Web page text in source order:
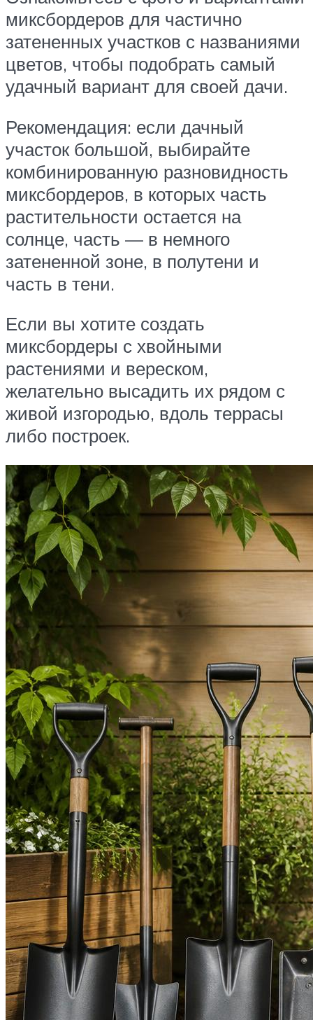
миксбордеров для частично
затененных участков с названиями
цветов, чтобы подобрать самый
удачный вариант для своей дачи.
Рекомендация: если дачный
участок большой, выбирайте
комбинированную разновидность
миксбордеров, в которых часть
растительности остается на
солнце, часть — в немного
затененной зоне, в полутени и
часть в тени.
Если вы хотите создать
миксбордеры с хвойными
растениями и вереском,
желательно высадить их рядом с
живой изгородью, вдоль террасы
либо построек.